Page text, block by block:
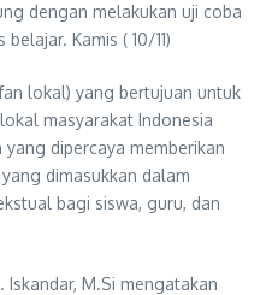
dengan melakukan uji coba
Kamis ( 10/11)
lokal) yang bertujuan untuk
masyarakat Indonesia
dipercaya memberikan
dimasukkan dalam
bagi siswa, guru, dan
M.Si mengatakan